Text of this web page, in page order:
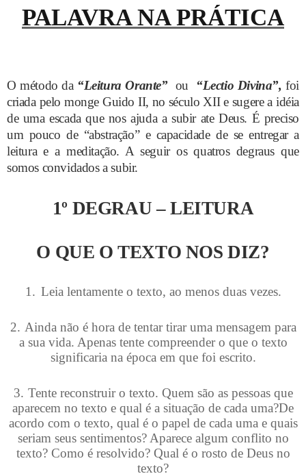
PALAVRA NA PRÁTICA
O método da “Leitura Orante”ou “Lectio Divina”, foi
criada pelo monge Guido II, no século XII e sugere a idéia
de uma escada que nos ajuda a subir ate Deus. É preciso
um pouco de “abstração” e capacidade de se entregar a
leitura e a meditação. A seguir os quatros degraus que
somos convidados a subir.
1º DEGRAU – LEITURA
O QUE O TEXTO NOS DIZ?
1. Leia lentamente o texto, ao menos duas vezes.
2. Ainda não é hora de tentar tirar uma mensagem para
a sua vida. Apenas tente compreender o que o texto
significaria na época em que foi escrito.
3. Tente reconstruir o texto. Quem são as pessoas que
aparecem no texto e qual é a situação de cada uma?De
acordo com o texto, qual é o papel de cada uma e quais
seriam seus sentimentos? Aparece algum conflito no
texto? Como é resolvido? Qual é o rosto de Deus no
texto?